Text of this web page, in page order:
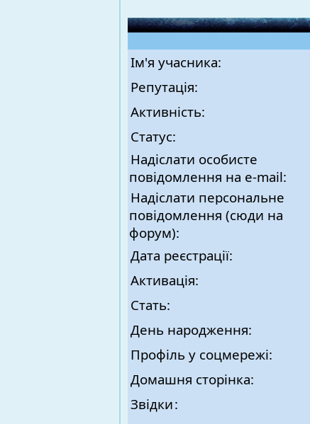
Ім'я учасника:
Репутація:
Активність:
Статус:
Надіслати особисте
повідомлення на e-mail:
Надіслати персональне
повідомлення (сюди на
форум):
Дата реєстрації:
Активація:
Стать:
День народження:
Профіль у соцмережі:
Домашня сторінка:
Звідки: